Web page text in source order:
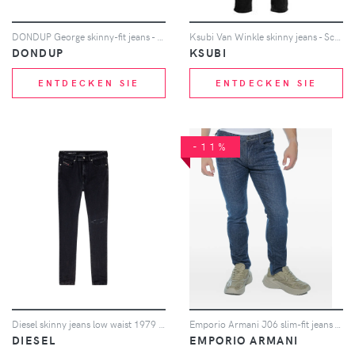
DONDUP George skinny-fit jeans - Blau
DONDUP
ENTDECKEN SIE
Ksubi Van Winkle skinny jeans - Schwarz
KSUBI
ENTDECKEN SIE
DIESEL
-11%
EMPORIO ARMANI